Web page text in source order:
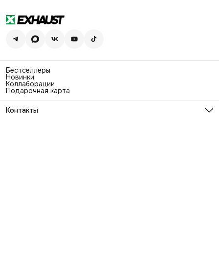
Бестселлеры
Новинки
Коллаборации
Подарочная карта
Контакты